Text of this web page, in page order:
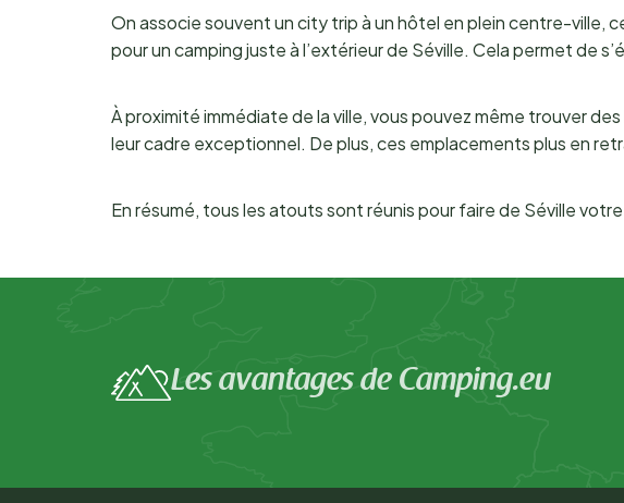
On associe souvent un city trip à un hôtel en plein centre-
pour un camping juste à l’extérieur de Séville. Cela permet de
À proximité immédiate de la ville, vous pouvez même trouver
leur cadre exceptionnel. De plus, ces emplacements plus en
En résumé, tous les atouts sont réunis pour faire de Séville
Les avantages de Camping.eu